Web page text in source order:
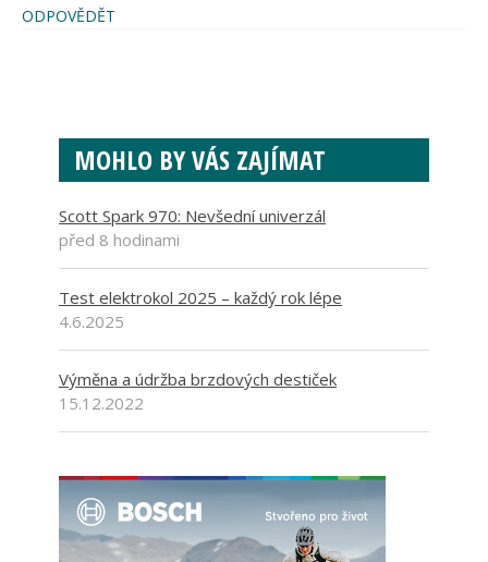
ODPOVĚDĚT
MOHLO BY VÁS ZAJÍMAT
Scott Spark 970: Nevšední univerzál
před 8 hodinami
Test elektrokol 2025 – každý rok lépe
4.6.2025
Výměna a údržba brzdových destiček
15.12.2022